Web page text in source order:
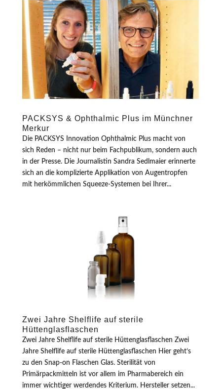
PACKSYS & Ophthalmic Plus im Münchner
Merkur
Die PACKSYS Innovation Ophthalmic Plus macht von
sich Reden – nicht nur beim Fachpublikum, sondern auch
in der Presse. Die Journalistin Sandra Sedlmaier erinnerte
sich an die komplizierte Applikation von Augentropfen
mit herkömmlichen Squeeze-Systemen bei Ihrer...
Zwei Jahre Shelflife auf sterile
Hüttenglasflaschen
Zwei Jahre Shelflife auf sterile Hüttenglasflaschen Zwei
Jahre Shelflife auf sterile Hüttenglasflaschen Hier geht’s
zu den Snap-on Flaschen Glas. Sterilität von
Primärpackmitteln ist vor allem im Pharmabereich ein
immer wichtiger werdendes Kriterium. Hersteller setzen...